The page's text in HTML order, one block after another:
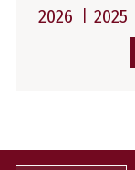
2026 2025